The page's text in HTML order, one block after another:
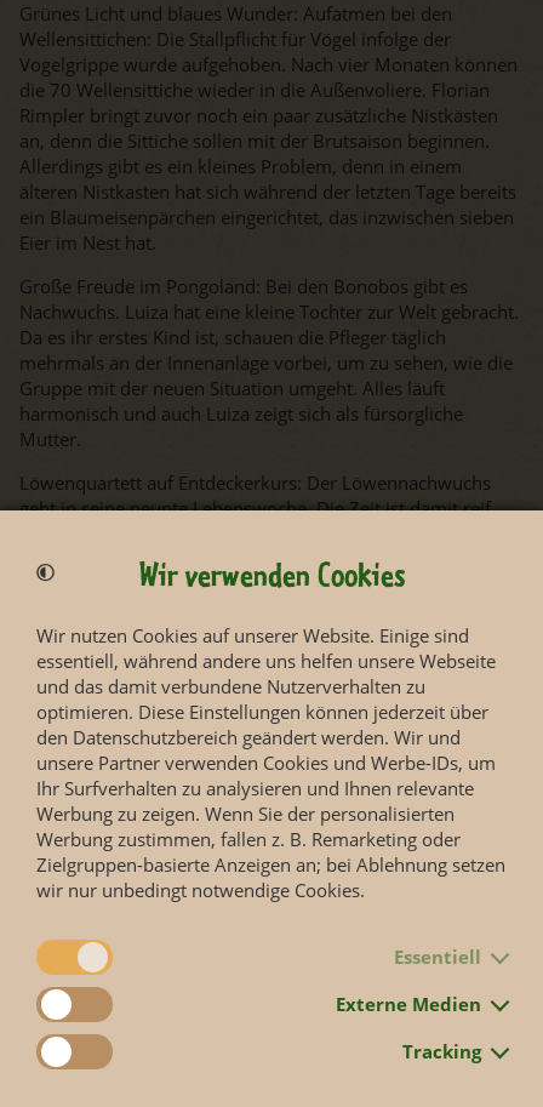
Grünes Licht und blaues Wunder: Aufatmen bei den
Wellensittichen: Die Stallpflicht für Vögel infolge der
Vogelgrippe wurde aufgehoben. Nach vier Monaten können
die 70 Wellensittiche wieder in die Außenvoliere. Florian
Rimpler bringt zuvor noch ein paar zusätzliche Nistkästen
an, denn die Sittiche sollen mit der Brutsaison beginnen.
Allerdings gibt es ein kleines Problem, denn in einem
älteren Nistkasten hat sich während der letzten Tage bereits
ein Blaumeisenpärchen eingerichtet, das inzwischen sieben
Eier im Nest hat.
Große Freude im Pongoland: Bei den Bonobos gibt es
Nachwuchs. Luiza hat eine kleine Tochter zur Welt gebracht.
Da es ihr erstes Kind ist, schauen die Pfleger täglich
mehrmals an der Innenanlage vorbei, um zu sehen, wie die
Gruppe mit der neuen Situation umgeht. Alles läuft
harmonisch und auch Luiza zeigt sich als fürsorgliche
Mutter.
Löwenquartett auf Entdeckerkurs: Der Löwennachwuchs
geht in seine neunte Lebenswoche. Die Zeit ist damit reif,
Quartett seit einigen Tagen im Pendelmodus die
Außenanlage erkunden. Während die kleinen Raubkatzen an
Menge zu tun, die Rasselbande im Zaum zu halten.
Die Doku-Soap des MDR FERNSEHENS erzählt Geschichten
Wir verwenden Cookies
Wir nutzen Cookies auf unserer Website. Einige sind
essentiell, während andere uns helfen unsere Webseite
und das damit verbundene Nutzerverhalten zu
optimieren. Diese Einstellungen können jederzeit über
den Datenschutzbereich geändert werden. Wir und
unsere Partner verwenden Cookies und Werbe-IDs, um
Ihr Surfverhalten zu analysieren und Ihnen relevante
Werbung zu zeigen. Wenn Sie der personalisierten
Werbung zustimmen, fallen z. B. Remarketing oder
Zielgruppen-basierte Anzeigen an; bei Ablehnung setzen
wir nur unbedingt notwendige Cookies.
Essentiell
Externe Medien
Tracking